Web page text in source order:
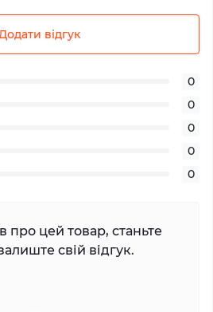
відгук
0
0
0
0
0
про цей товар, станьте
свій відгук.